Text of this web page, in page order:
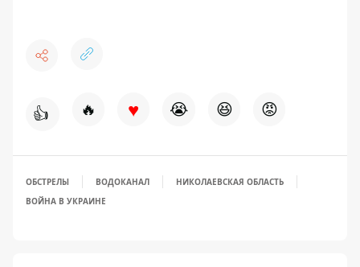
👍 🔥 ♥ 😭 😆 😡
ОБСТРЕЛЫ ВОДОКАНАЛ
НИКОЛАЕВСКАЯ ОБЛАСТЬ
ВОЙНА В УКРАИНЕ